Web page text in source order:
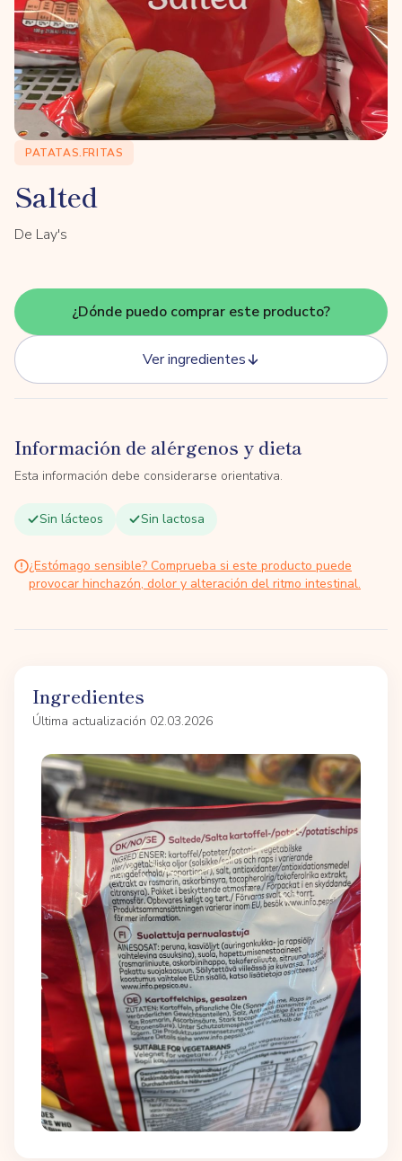
PATATAS.FRITAS
Salted
De Lay's
¿Dónde puedo comprar este producto?
Ver ingredientes
Información de alérgenos y dieta
Esta información debe considerarse orientativa.
Sin lácteos Sin lactosa
¿Estómago sensible? Comprueba si este producto puede
provocar hinchazón, dolor y alteración del ritmo intestinal.
Ingredientes
Última actualización 02.03.2026